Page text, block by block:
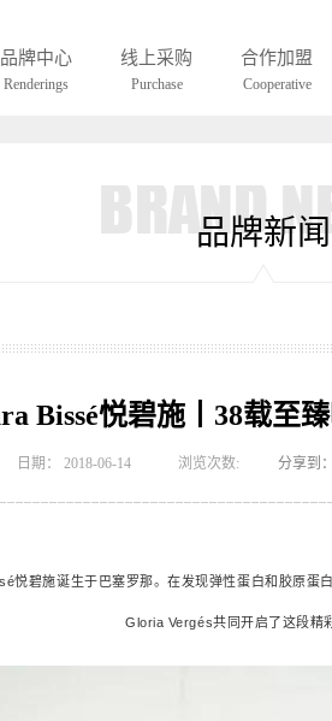
品牌中心
Renderings
线上采购
Purchase
合作加盟
Cooperative
品牌新闻
分享到：
Bissé悦碧施丨38载至
日期： 2018-06-14 浏览次数:
悦碧施诞生于巴塞罗那。在发现弹性蛋白和胶原
Gloria Vergés共同开启了这段精